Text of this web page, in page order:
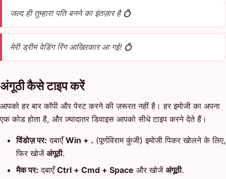
जल्द ही तुम्हारा पति बनने का इंतज़ार है 💍
मेरी ड्रीम वेडिंग रिंग आखिरकार आ गई! 💍
अंगूठी कैसे टाइप करें
आपको हर बार कॉपी और पेस्ट करने की ज़रूरत नहीं है। हर इमोजी का अपना
एक कोड होता है, और ज़्यादातर डिवाइस आपको सीधे टाइप करने देते हैं।
विंडोज़ पर: दबाएँWin + . (पूर्णविराम कुंजी) इमोजी पिकर खोलने के लिए,
फिर खोजें अंगूठी.
मैक पर: दबाएँCtrl + Cmd + Space और खोजें अंगूठी.